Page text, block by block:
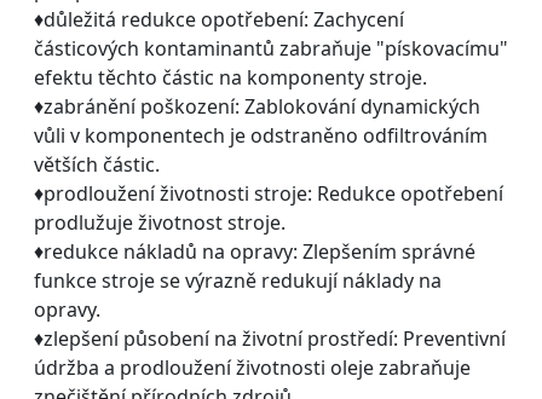
♦důležitá redukce opotřebení: Zachycení
částicových kontaminantů zabraňuje "pískovacímu"
efektu těchto částic na komponenty stroje.
♦zabránění poškození: Zablokování dynamických
vůli v komponentech je odstraněno odfiltrováním
větších částic.
♦prodloužení životnosti stroje: Redukce opotřebení
prodlužuje životnost stroje.
♦redukce nákladů na opravy: Zlepšením správné
funkce stroje se výrazně redukují náklady na
opravy.
♦zlepšení působení na životní prostředí: Preventivní
údržba a prodloužení životnosti oleje zabraňuje